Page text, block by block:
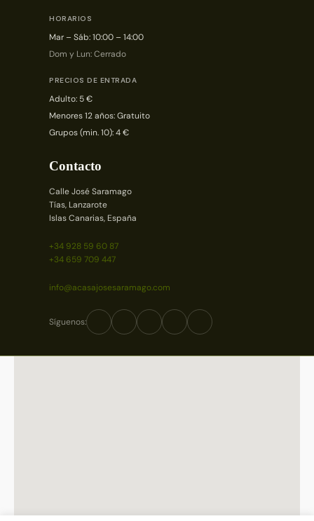
HORARIOS
Mar – Sáb: 10:00 – 14:00
Dom y Lun: Cerrado
PRECIOS DE ENTRADA
Adulto: 5 €
Menores 12 años: Gratuito
Grupos (min. 10): 4 €
Contacto
Calle José Saramago
Tías, Lanzarote
Islas Canarias, España
+34 928 59 60 87
+34 659 709 447
info@acasajosesaramago.com
Síguenos: